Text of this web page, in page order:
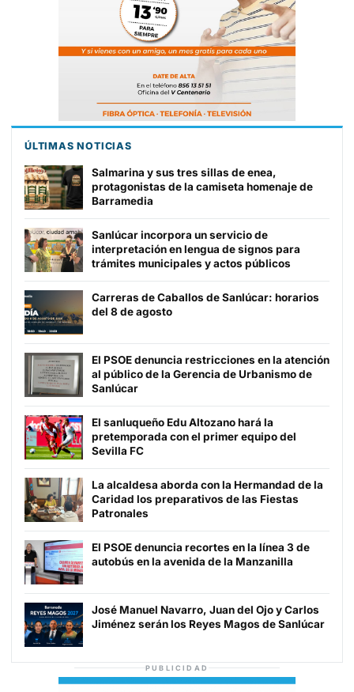
ÚLTIMAS NOTICIAS
Salmarina y sus tres sillas de enea,
protagonistas de la camiseta homenaje de
Barramedia
Sanlúcar incorpora un servicio de
interpretación en lengua de signos para
trámites municipales y actos públicos
Carreras de Caballos de Sanlúcar: horarios
del 8 de agosto
El PSOE denuncia restricciones en la atención
al público de la Gerencia de Urbanismo de
Sanlúcar
El sanluqueño Edu Altozano hará la
pretemporada con el primer equipo del
Sevilla FC
La alcaldesa aborda con la Hermandad de la
Caridad los preparativos de las Fiestas
Patronales
El PSOE denuncia recortes en la línea 3 de
autobús en la avenida de la Manzanilla
José Manuel Navarro, Juan del Ojo y Carlos
Jiménez serán los Reyes Magos de Sanlúcar
PUBLICIDAD